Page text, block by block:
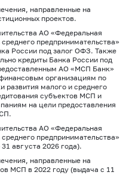
направленные на
проектов.
АО «Федеральная
предпринимательства»
России под залог ОФЗ. Также
кредиты Банка России под
АО «МСП Банк»
организациям по
малого и среднего
субъектов МСП и
на цели предоставления
АО «Федеральная
предпринимательства»
августа 2026 года).
направленные на
МСП в 2022 году (выдача с 11